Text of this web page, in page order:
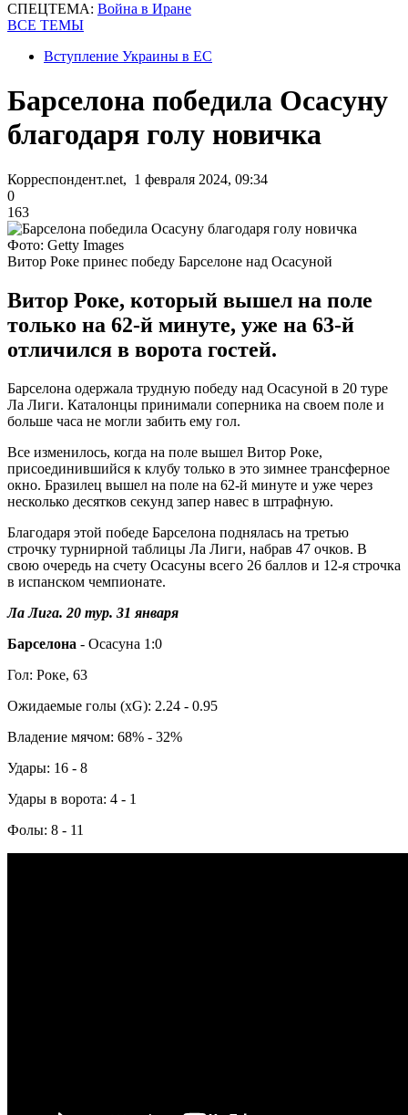
СПЕЦТЕМА: Война в Иране
ВСЕ ТЕМЫ
Вступление Украины в ЕС
Барселона победила Осасуну
благодаря голу новичка
Корреспондент.net, 1 февраля 2024, 09:34
0
163
Фото: Getty Images
Витор Роке принес победу Барселоне над Осасуной
Витор Роке, который вышел на поле
только на 62-й минуте, уже на 63-й
отличился в ворота гостей.
Барселона одержала трудную победу над Осасуной в 20 туре
Ла Лиги. Каталонцы принимали соперника на своем поле и
больше часа не могли забить ему гол.
Все изменилось, когда на поле вышел Витор Роке,
присоединившийся к клубу только в это зимнее трансферное
окно. Бразилец вышел на поле на 62-й минуте и уже через
несколько десятков секунд запер навес в штрафную.
Благодаря этой победе Барселона поднялась на третью
строчку турнирной таблицы Ла Лиги, набрав 47 очков. В
свою очередь на счету Осасуны всего 26 баллов и 12-я строчка
в испанском чемпионате.
Ла Лига. 20 тур. 31 января
Барселона - Осасуна 1:0
Гол: Роке, 63
Ожидаемые голы (xG): 2.24 - 0.95
Владение мячом: 68% - 32%
Удары: 16 - 8
Удары в ворота: 4 - 1
Фолы: 8 - 11